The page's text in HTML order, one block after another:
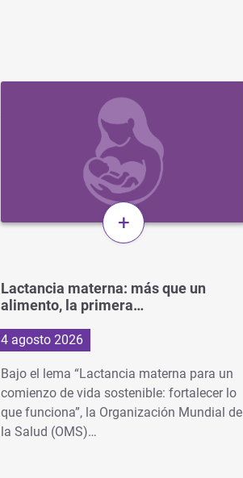
+
Lactancia materna: más que un
alimento, la primera…
4 agosto 2026
Bajo el lema “Lactancia materna para un
comienzo de vida sostenible: fortalecer lo
que funciona”, la Organización Mundial de
la Salud (OMS)…